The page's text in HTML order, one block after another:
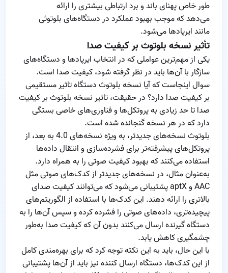
طور خاص پهنای باند و برد ارتباطی بیشتری را ارائه
می‌دهد که موجب بهبود عملکرد در دستگاه‌های بلوتوثی
مانند ایرپادها می‌شود.
تأثیر نسخه بلوتوث بر کیفیت صدا
یکی از مهم‌ترین عواملی که در انتخاب ایرپادها و دستگاه‌های
سازگار با آن‌ها باید در نظر گرفته شود، کیفیت صدا است.
سوال اینجاست که آیا نسخه بلوتوث دستگاه تاثیر مستقیمی
بر کیفیت صدا دارد؟ در حقیقت، تاثیر نسخه بلوتوث بر کیفیت
صدا تا حد زیادی به پروتکل‌ها و فناوری‌های خاصی بستگی
دارد که در هر نسخه گنجانده شده است.
بلوتوث نسخه‌های جدیدتر، به ویژه نسخه‌های 4.0 به بعد، از
پروتکل‌های پیشرفته‌تر برای فشرده‌سازی و انتقال داده‌ها
استفاده می‌کنند که بهبود کیفیت صوتی را به همراه دارد.
به‌عنوان مثال، در نسخه‌های جدیدتر از کدک‌های صوتی مثل
AAC و aptX پشتیبانی می‌شود که می‌توانند کیفیت صدای
بالاتری را ارائه دهند. این کدک‌ها با استفاده از الگوریتم‌های
پیچیده‌تری، داده‌های صوتی را فشرده کرده و سپس آن‌ها را به
دستگاه گیرنده ارسال می‌کنند بدون آن که کیفیت صدا به‌طور
چشمگیری کاهش یابد.
با این حال، باید به این نکته توجه کرد که برای بهره‌مندی کامل
از این کدک‌ها، دستگاه ارسال کننده نیز باید از آن‌ها پشتیبانی